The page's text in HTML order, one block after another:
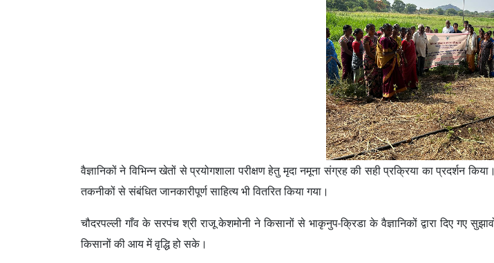
वैज्ञानिकों ने विभिन्न खेतों से प्रयोगशाला परीक्षण हेतु मृदा नमूना संग्रह की सही प्रक्रिया का प्रदर्शन
तकनीकों से संबंधित जानकारीपूर्ण साहित्य भी वितरित किया गया।
चौदरपल्ली गाँव के सरपंच श्री राजू केशमोनी ने किसानों से भाकृनुप-क्रिडा के वैज्ञानिकों द्वारा दिए गए
किसानों की आय में वृद्धि हो सके।